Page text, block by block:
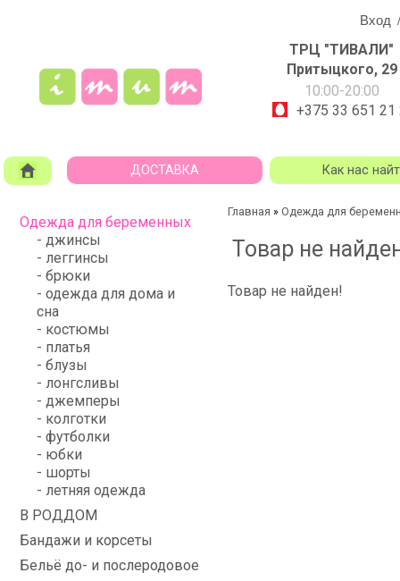
Вход
ТРЦ "ТИВАЛИ"
Притыцкого, 29
10:00-20:00
+375 33 651 21
ДОСТАВКА Как нас
Одежда для беременных
- джинсы
- леггинсы
- брюки
- одежда для дома и
сна
- костюмы
- платья
- блузы
- лонгсливы
- джемперы
- колготки
- футболки
- юбки
- шорты
- летняя одежда
В РОДДОМ
Бандажи и корсеты
Бельё до- и послеродовое
Главная » Одежда для
Товар не
Товар не найден!